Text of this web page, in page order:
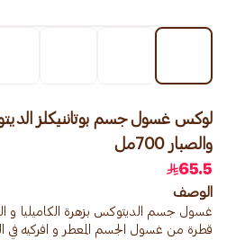
لوكس غسول جسم بوتاننيكلز
والصبار 700مل
65.5
الوصف
غسول جسم الديتوكس بزهرة الكاميليا و
قطرة من غسول الجسم المعطر و افركيه في